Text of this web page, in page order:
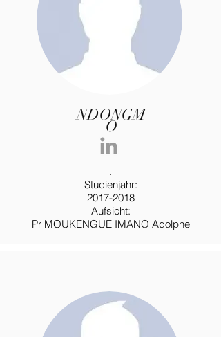
NDONGM
O
.
Studienjahr:
2017-2018
Aufsicht:
Pr MOUKENGUE IMANO Adolphe